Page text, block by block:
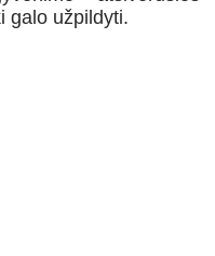
galo užpildyti.